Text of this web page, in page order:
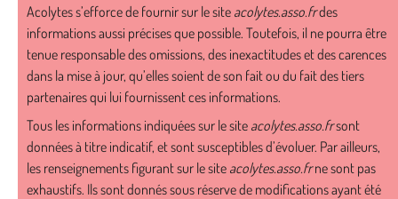
Acolytes s’efforce de fournir sur le site acolytes.asso.frdes
informations aussi précises que possible. Toutefois, il ne pourra être
tenue responsable des omissions, des inexactitudes et des carences
dans la mise à jour, qu’elles soient de son fait ou du fait des tiers
partenaires qui lui fournissent ces informations.
Tous les informations indiquées sur le site acolytes.asso.frsont
données à titre indicatif, et sont susceptibles d’évoluer. Par ailleurs,
les renseignements figurant sur le site acolytes.asso.frne sont pas
exhaustifs. Ils sont donnés sous réserve de modifications ayant été